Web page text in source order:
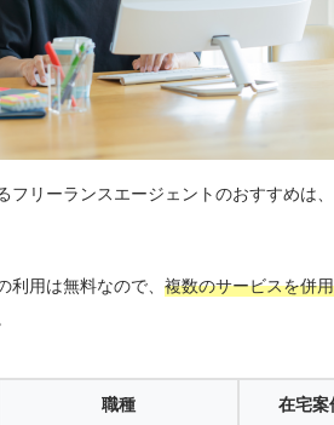
リーランスエージェントのおすすめは、
用は無料なので、 複数のサービスを併用
職種 在宅案